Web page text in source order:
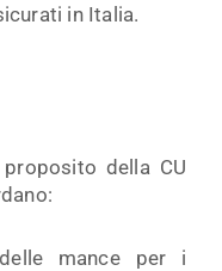
in Italia.
della CU
mance per i